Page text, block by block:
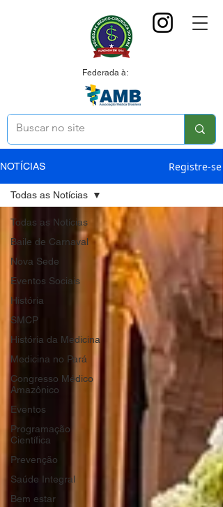
Federada à:
NOTÍCIAS Registre-se
Todas as Notícias
Baile de Carnaval
Nova Sede
Eventos Sociais
História
SMCP
História da Medicina
Medicina no Pará
Congresso Médico
Amazônico
Eventos
Programação
Científica
Prevenção
Saúde Integral
Bem estar
Todas as Notícias